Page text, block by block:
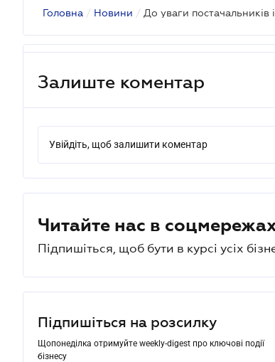
Головна / Новини /
Залиште коментар
Увійдіть, щоб залишити коментар
Читайте нас в
Підпишіться, щоб бути в курсі усіх
Підпишіться на розсилку
Щопонеділка отримуйте weekly-digest про ключові події
бізнесу